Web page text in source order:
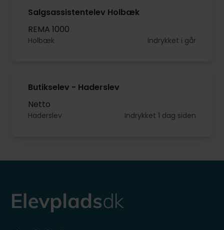
Salgsassistentelev Holbæk
REMA 1000
Holbæk Indrykket i går
Butikselev - Haderslev
Netto
Haderslev Indrykket 1 dag siden